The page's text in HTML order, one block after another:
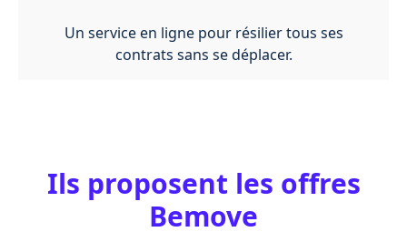
Un service en ligne pour résilier tous ses
contrats sans se déplacer.
Ils proposent les offres
Bemove